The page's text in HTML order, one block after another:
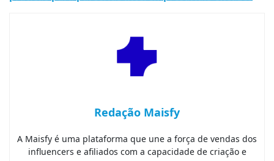
Redação Maisfy
A Maisfy é uma plataforma que une a força de vendas dos
influencers e afiliados com a capacidade de criação e